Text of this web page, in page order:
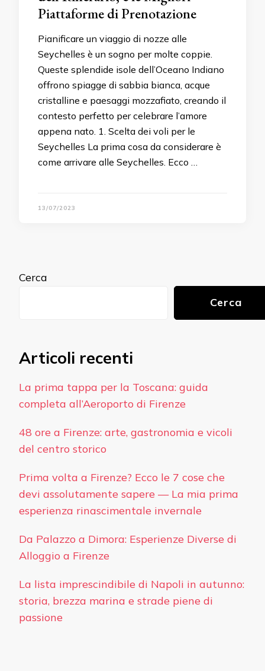
Piattaforme di Prenotazione
Pianificare un viaggio di nozze alle
Seychelles è un sogno per molte coppie.
Queste splendide isole dell’Oceano Indiano
offrono spiagge di sabbia bianca, acque
cristalline e paesaggi mozzafiato, creando il
contesto perfetto per celebrare l’amore
appena nato. 1. Scelta dei voli per le
Seychelles La prima cosa da considerare è
come arrivare alle Seychelles. Ecco …
13/07/2023
Cerca
Cerca
Articoli recenti
La prima tappa per la Toscana: guida
completa all’Aeroporto di Firenze
48 ore a Firenze: arte, gastronomia e vicoli
del centro storico
Prima volta a Firenze? Ecco le 7 cose che
devi assolutamente sapere — La mia prima
esperienza rinascimentale invernale
Da Palazzo a Dimora: Esperienze Diverse di
Alloggio a Firenze
La lista imprescindibile di Napoli in autunno:
storia, brezza marina e strade piene di
passione